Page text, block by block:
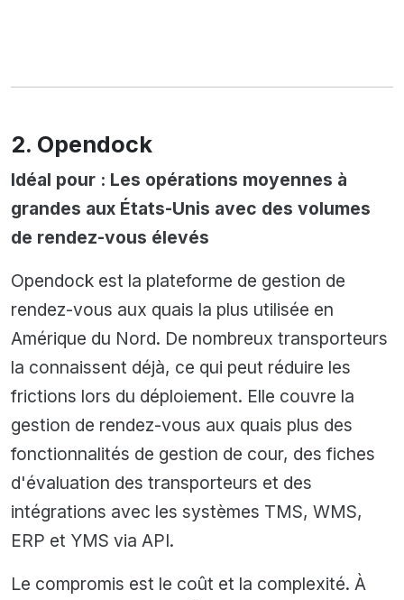
2. Opendock
Idéal pour : Les opérations moyennes à
grandes aux États-Unis avec des volumes
de rendez-vous élevés
Opendock est la plateforme de gestion de
rendez-vous aux quais la plus utilisée en
Amérique du Nord. De nombreux transporteurs
la connaissent déjà, ce qui peut réduire les
frictions lors du déploiement. Elle couvre la
gestion de rendez-vous aux quais plus des
fonctionnalités de gestion de cour, des fiches
d'évaluation des transporteurs et des
intégrations avec les systèmes TMS, WMS,
ERP et YMS via API.
Le compromis est le coût et la complexité. À